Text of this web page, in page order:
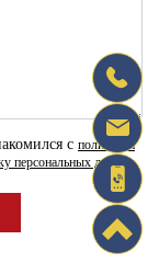
с политикой
персональных данных